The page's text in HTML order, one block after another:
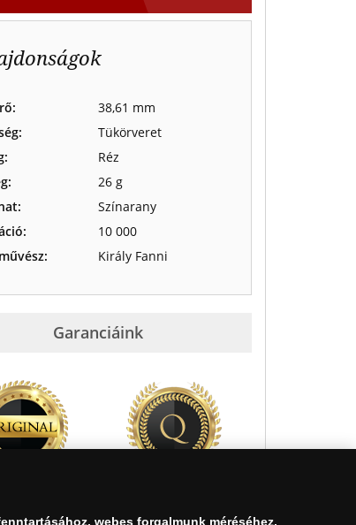
38,61 mm
Tükörveret
Réz
26 g
Színarany
10 000
Király Fanni
Garanciáink
webes forgalmunk méréséhez,